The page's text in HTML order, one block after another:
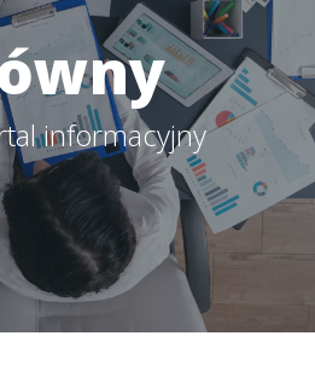
informacyjny